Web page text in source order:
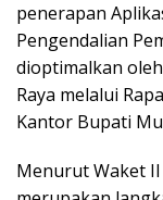
penerapan
Pengendalian
dioptimalkan
Raya melalui
Kantor Bupati
Menurut Waket